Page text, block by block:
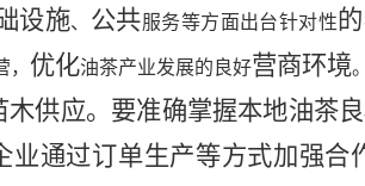
设施、 公共服务等方面出台针对性的
优化油茶产业发展的良好营商环境。
供应。 要准确掌握本地油茶
业通过订单生产等方式加强